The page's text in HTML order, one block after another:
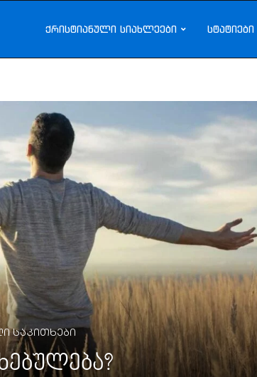
ქრისტიანული სიახლეები სტატიები
საკითხები